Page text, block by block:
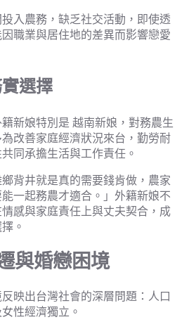
入農務，缺乏社交活動，即使透
職業與居住地的差異而影響戀愛
選擇
新娘特別是 越南新娘，對務農生
改善家庭經濟狀況來台，勤勞耐
同承擔生活與工作責任。
背井就是真的需要錢肯做，農家
一起務農才適合。」外籍新娘不
感與家庭責任上與丈夫契合，成
。
與婚戀困境
映出台灣社會的深層問題：人口
性經濟獨立。